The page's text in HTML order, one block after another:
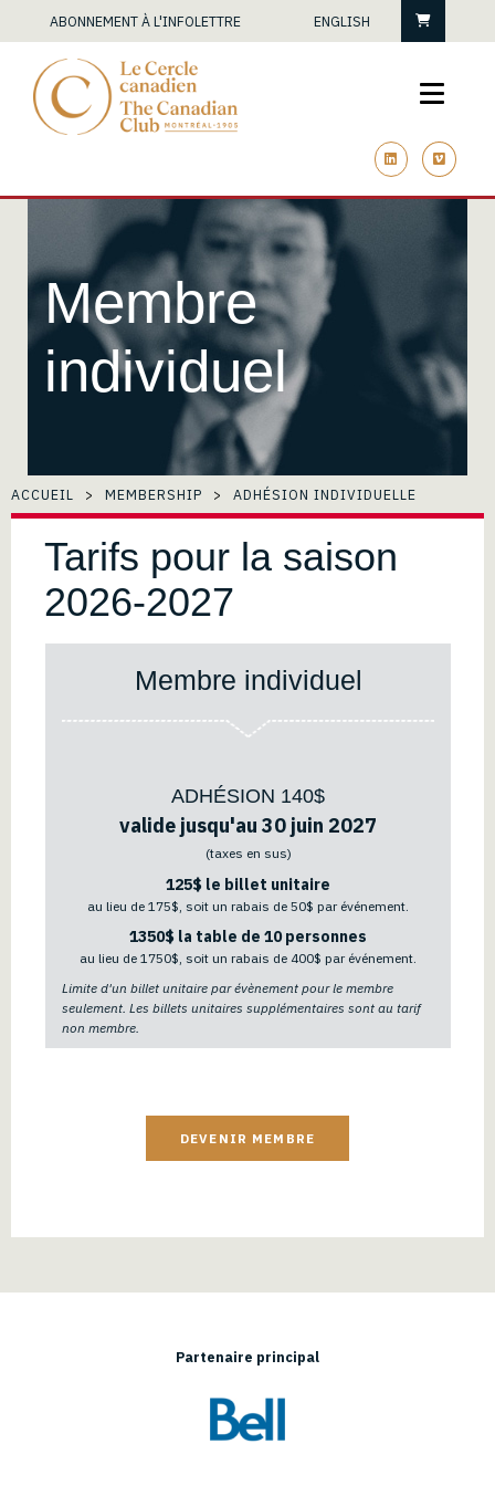
ABONNEMENT À L'INFOLETTRE ENGLISH
linkedin vimeo
Membre
individuel
ACCUEIL MEMBERSHIP ADHÉSION INDIVIDUELLE
Tarifs pour la saison
2026-2027
Membre individuel
ADHÉSION 140$
valide jusqu'au 30 juin 2027
(taxes en sus)
125$ le billet unitaire
au lieu de 175$, soit un rabais de 50$ par événement.
1350$ la table de 10 personnes
au lieu de 1750$, soit un rabais de 400$ par événement.
Limite d'un billet unitaire par évènement pour le membre
seulement. Les billets unitaires supplémentaires sont au tarif
non membre.
DEVENIR MEMBRE
Partenaire principal